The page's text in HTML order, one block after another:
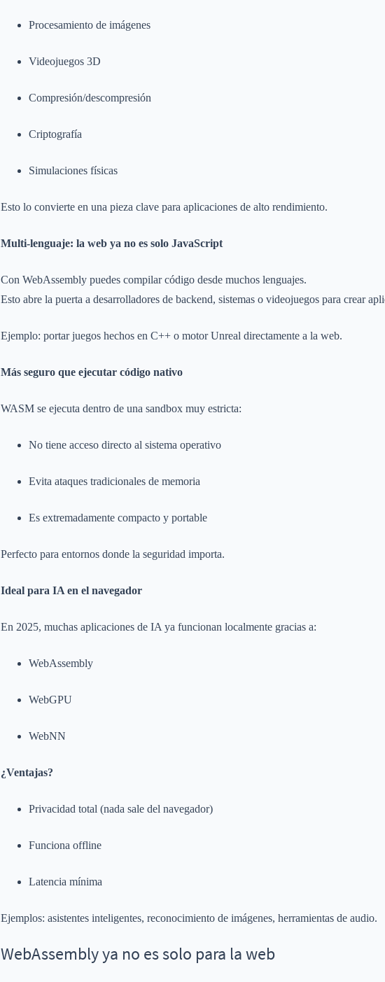
Procesamiento de imágenes
Videojuegos 3D
Compresión/descompresión
Criptografía
Simulaciones físicas
Esto lo convierte en una pieza clave para aplicaciones de alto rendimiento.
Multi-lenguaje: la web ya no es solo JavaScript
Con WebAssembly puedes compilar código desde muchos lenguajes.
Esto abre la puerta a desarrolladores de backend, sistemas o videojuegos para crear
Ejemplo: portar juegos hechos en C++ o motor Unreal directamente a la web.
Más seguro que ejecutar código nativo
WASM se ejecuta dentro de una sandbox muy estricta:
No tiene acceso directo al sistema operativo
Evita ataques tradicionales de memoria
Es extremadamente compacto y portable
Perfecto para entornos donde la seguridad importa.
Ideal para IA en el navegador
En 2025, muchas aplicaciones de IA ya funcionan localmente gracias a:
WebAssembly
WebGPU
WebNN
¿Ventajas?
Privacidad total (nada sale del navegador)
Funciona offline
Latencia mínima
Ejemplos: asistentes inteligentes, reconocimiento de imágenes, herramientas de audio.
WebAssembly ya no es solo para la web